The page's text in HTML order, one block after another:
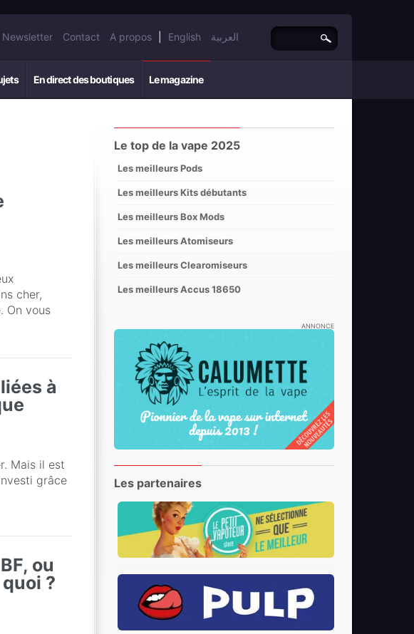
Newsletter Contact A propos English العربية
En direct des boutiques Le magazine
cher,
On vous
à
Mais il est
grâce
ou
?
Le top de la vape 2025
Les meilleurs Pods
Les meilleurs Kits débutants
Les meilleurs Box Mods
Les meilleurs Atomiseurs
Les meilleurs Clearomiseurs
Les meilleurs Accus 18650
ANNONCE
Les partenaires